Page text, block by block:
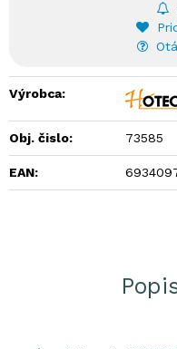
Výrobca:
Obj. čislo: 73585
EAN: